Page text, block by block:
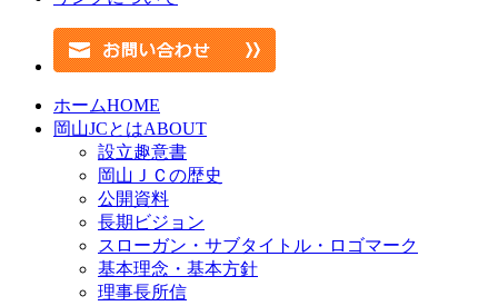
ホームHOME
岡山JCとはABOUT
設立趣意書
岡山ＪＣの歴史
公開資料
長期ビジョン
スローガン・サブタイトル・ロゴマーク
基本理念・基本方針
理事長所信